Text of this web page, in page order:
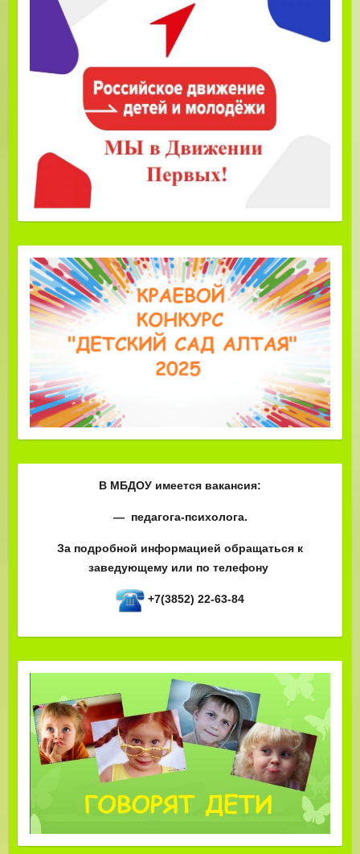
В МБДОУ имеется вакансия:
— педагога-психолога.
За подробной информацией обращаться к
заведующему или по телефону
+7(3852) 22-63-84